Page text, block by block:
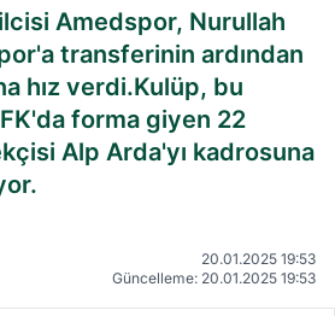
Amedspor, Nurullah
transferinin ardından
hız verdi.Kulüp, bu
forma giyen 22
Alp Arda'yı kadrosuna
20.01.2025 19:53
Güncelleme: 20.01.2025 19:53